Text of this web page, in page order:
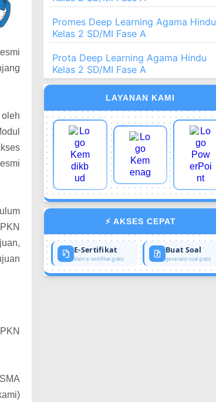
Promes Deep Learning Agama Hindu
Kelas 2 SD/MI Fase A
Prota Deep Learning Agama Hindu
Kelas 2 SD/MI Fase A
LAYANAN KAMI
⚡ AKSES CEPAT
E-Sertifikat
klaim e-sertifikat gratis
Buat Soal
generator soal gratis